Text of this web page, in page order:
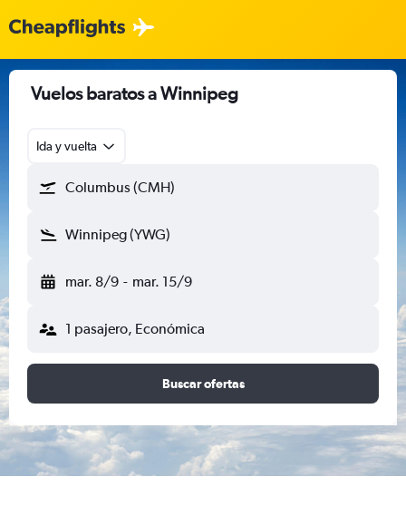
Vuelos baratos a Winnipeg
Ida y vuelta
Columbus (CMH)
Winnipeg (YWG)
mar. 8/9 - mar. 15/9
1 pasajero, Económica
Buscar ofertas